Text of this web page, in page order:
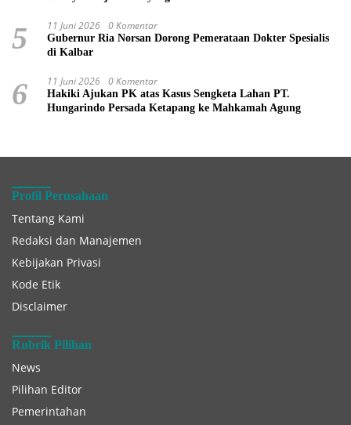
5 11 Juni 2026 0 Komentar
Gubernur Ria Norsan Dorong Pemerataan Dokter Spesialis
di Kalbar
6 11 Juni 2026 0 Komentar
Hakiki Ajukan PK atas Kasus Sengketa Lahan PT.
Hungarindo Persada Ketapang ke Mahkamah Agung
Profil Perusahaan
Tentang Kami
Redaksi dan Manajemen
Kebijakan Privasi
Kode Etik
Disclaimer
Rubrik Pilihan
News
Pilihan Editor
Pemerintahan